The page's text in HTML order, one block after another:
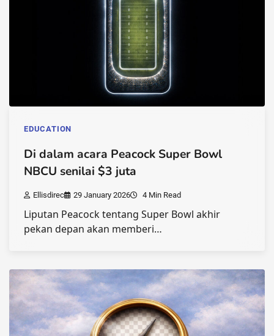
EDUCATION
Di dalam acara Peacock Super Bowl
NBCU senilai $3 juta
Ellisdirec 29 January 2026 4 Min Read
Liputan Peacock tentang Super Bowl akhir
pekan depan akan memberi…